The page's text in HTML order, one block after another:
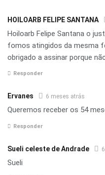
HOILOARB FELIPE SANTANA
Hoiloarb Felipe Santana o
fomos atingidos da mesma
obrigado a assinar porque
Responder
Ervanes 6 meses atrás
Queremos receber os 54
Responder
Sueli celeste de Andrade
Sueli